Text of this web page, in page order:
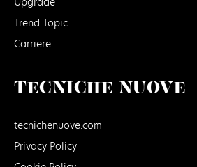
Trend Topic
Carriere
TECNICHE NUOVE
tecnichenuove.com
Privacy Policy